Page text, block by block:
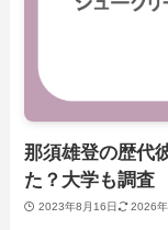
那須雄登の歴代
た？大学も調査
2023年8月16日 2026